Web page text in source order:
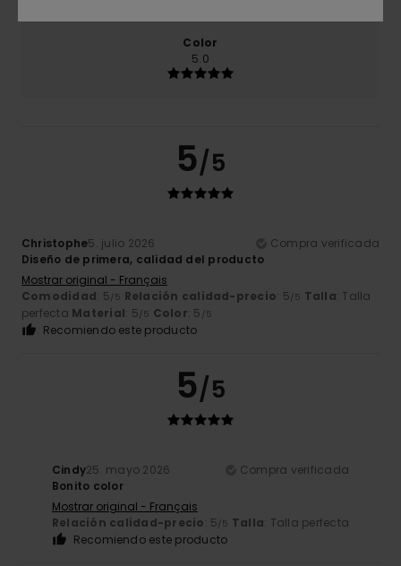
Color
5.0
5/5
Christophe5. julio 2026
Compra verificada
Diseño de primera, calidad del producto
Mostrar original - Français
Comodidad: 5/5 Relación calidad-precio: 5/5 Talla: Talla
perfecta Material: 5/5 Color: 5 /5
Recomiendo este producto
5/5
Cindy25. mayo 2026
Compra verificada
Bonito color
Mostrar original - Français
Relación calidad-precio: 5/5 Talla: Talla perfecta
Recomiendo este producto